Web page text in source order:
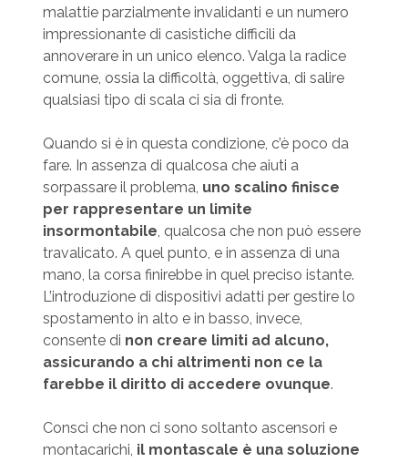
malattie parzialmente invalidanti e un numero
impressionante di casistiche difficili da
annoverare in un unico elenco. Valga la radice
comune, ossia la difficoltà, oggettiva, di salire
qualsiasi tipo di scala ci sia di fronte.
Quando si è in questa condizione, c’è poco da
fare. In assenza di qualcosa che aiuti a
sorpassare il problema, uno scalino finisce
per rappresentare un limite
insormontabile, qualcosa che non può essere
travalicato. A quel punto, e in assenza di una
mano, la corsa finirebbe in quel preciso istante.
L’introduzione di dispositivi adatti per gestire lo
spostamento in alto e in basso, invece,
consente di non creare limiti ad alcuno,
assicurando a chi altrimenti non ce la
farebbe il diritto di accedere ovunque.
Consci che non ci sono soltanto ascensori e
montacarichi, il montascale è una soluzione